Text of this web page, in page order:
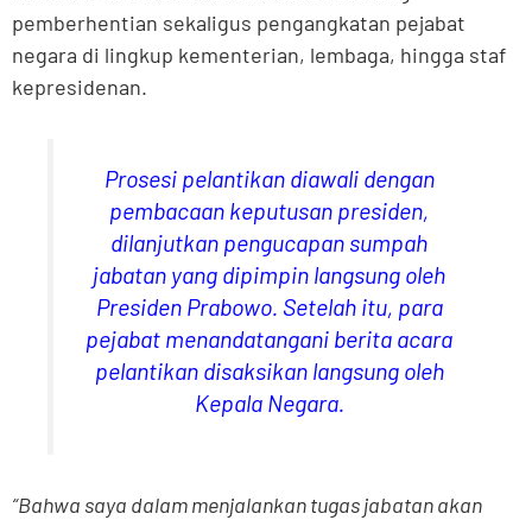
pemberhentian sekaligus pengangkatan pejabat
negara di lingkup kementerian, lembaga, hingga staf
kepresidenan.
Prosesi pelantikan diawali dengan
pembacaan keputusan presiden,
dilanjutkan pengucapan sumpah
jabatan yang dipimpin langsung oleh
Presiden Prabowo. Setelah itu, para
pejabat menandatangani berita acara
pelantikan disaksikan langsung oleh
Kepala Negara.
“Bahwa saya dalam menjalankan tugas jabatan akan